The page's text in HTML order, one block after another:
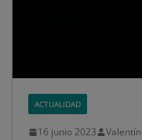
ACTUALIDAD
16 junio 2023